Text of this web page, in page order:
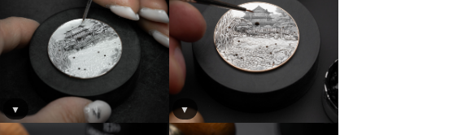
▼ ▼